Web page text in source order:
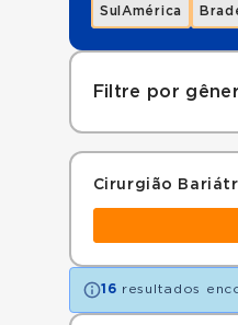
SulAmérica
Filtre por
Cirurgião
16 resultados